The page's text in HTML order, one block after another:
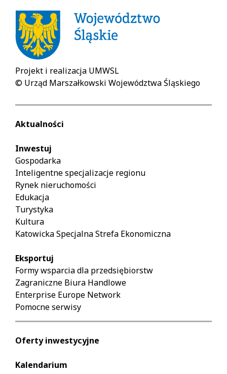
Projekt i realizacja UMWSL
© Urząd Marszałkowski Województwa Śląskiego
Aktualności
Inwestuj
Gospodarka
Inteligentne specjalizacje regionu
Rynek nieruchomości
Edukacja
Turystyka
Kultura
Katowicka Specjalna Strefa Ekonomiczna
Eksportuj
Formy wsparcia dla przedsiębiorstw
Zagraniczne Biura Handlowe
Enterprise Europe Network
Pomocne serwisy
Oferty inwestycyjne
Kalendarium